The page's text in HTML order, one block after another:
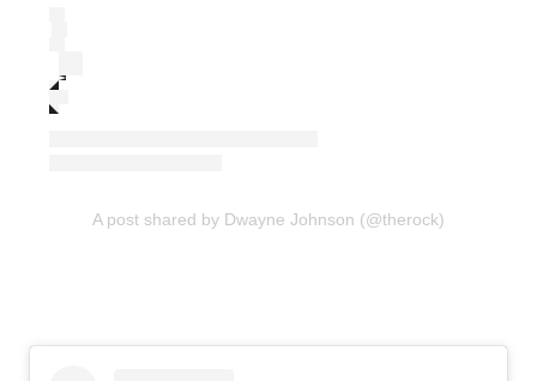
A post shared by Dwayne Johnson (@therock)